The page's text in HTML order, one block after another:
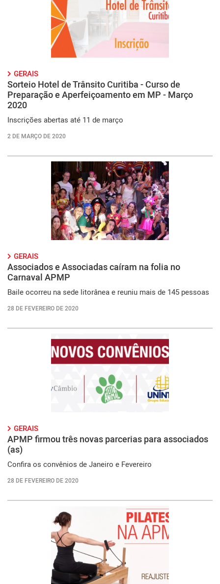
GERAIS
Sorteio Hotel de Trânsito Curitiba - Curso de
Preparação e Aperfeiçoamento em MP - Março
2020
Inscrições abertas até 11 de março
2 DE MARÇO DE 2020
GERAIS
Associados e Associadas caíram na folia no
Carnaval APMP
Baile ocorreu na sede litorânea e reuniu mais de 145 pessoas
28 DE FEVEREIRO DE 2020
GERAIS
APMP firmou três novas parcerias para associados
(as)
Confira os convênios de Janeiro e Fevereiro
28 DE FEVEREIRO DE 2020